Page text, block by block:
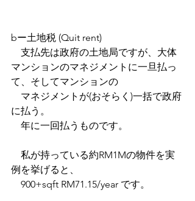
bー土地税 (Quit rent)
支払先は政府の土地局ですが、大体
マンションのマネジメントに一旦払っ
て、そしてマンションの
マネジメントが(おそらく)一括で政府
に払う。
年に一回払うものです。
私が持っている約RM1Mの物件を実
例を挙げると、
900+sqft RM71.15/year です。